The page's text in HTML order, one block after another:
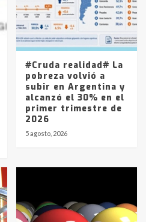
de los combustibles en
YPF hasta Axion
1338 pesos
#Cruda realidad# La
pobreza volvió a
subir en Argentina y
alcanzó el 30% en el
primer trimestre de
2026
5 agosto, 2026